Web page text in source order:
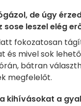
de úgy
sose leszel elég
fokozatosan
és mivel sok
bátran
megfelelőt.
kihívásokat a